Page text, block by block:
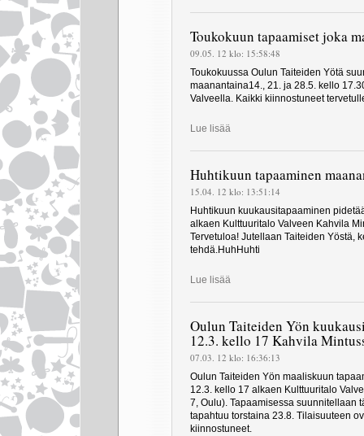
Toukokuun tapaamiset joka
09.05. 12 klo: 15:58:48
Toukokuussa Oulun Taiteiden Yötä
maanantaina14., 21. ja 28.5. kello
Valveella. Kaikki kiinnostuneet
Lue lisää
Huhtikuun tapaaminen
15.04. 12 klo: 13:51:14
Huhtikuun kuukausitapaaminen
alkaen Kulttuuritalo Valveen Kahvila
Tervetuloa! Jutellaan Taiteiden Yöstä,
tehdä.HuhHuhti
Lue lisää
Oulun Taiteiden Yön
12.3. kello 17 Kahvila
07.03. 12 klo: 16:36:13
Oulun Taiteiden Yön maaliskuun
12.3. kello 17 alkaen Kulttuuritalo
7, Oulu). Tapaamisessa suunnitellaan
tapahtuu torstaina 23.8. Tilaisuuteen
kiinnostuneet.